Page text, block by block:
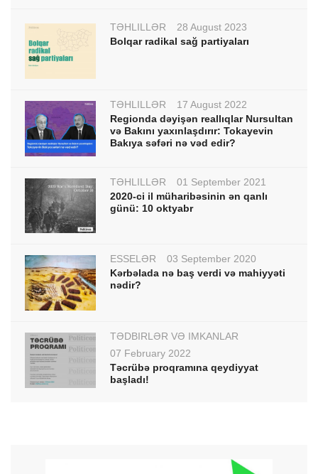
TƏHLİLLƏR
28 August 2023
Bolqar radikal sağ partiyaları
TƏHLİLLƏR
17 August 2022
Regionda dəyişən reallıqlar Nursultan
və Bakını yaxınlaşdırır: Tokayevin
Bakıya səfəri nə vəd edir?
TƏHLİLLƏR
01 September 2021
2020-ci il müharibəsinin ən qanlı
günü: 10 oktyabr
ESSELƏR
03 September 2020
Kərbəlada nə baş verdi və mahiyyəti
nədir?
TƏDBİRLƏR VƏ İMKANLAR
07 February 2022
Təcrübə proqramına qeydiyyat
başladı!